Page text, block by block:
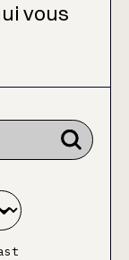
vous